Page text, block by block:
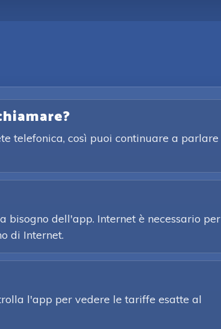
telefonica, così puoi continuare a parlare
dell'app. Internet è necessario per
di Internet.
l'app per vedere le tariffe esatte al